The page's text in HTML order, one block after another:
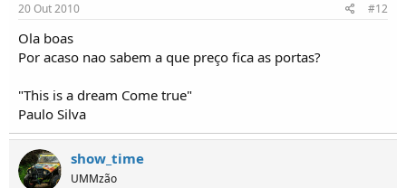
20 Out 2010 #12
Ola boas
Por acaso nao sabem a que preço fica as portas?
"This is a dream Come true"
Paulo Silva
show_time
UMMzão